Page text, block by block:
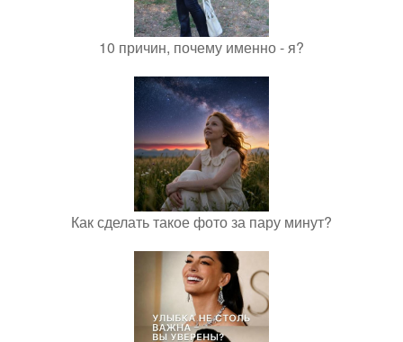
10 причин, почему именно - я?
Как сделать такое фото за пару минут?